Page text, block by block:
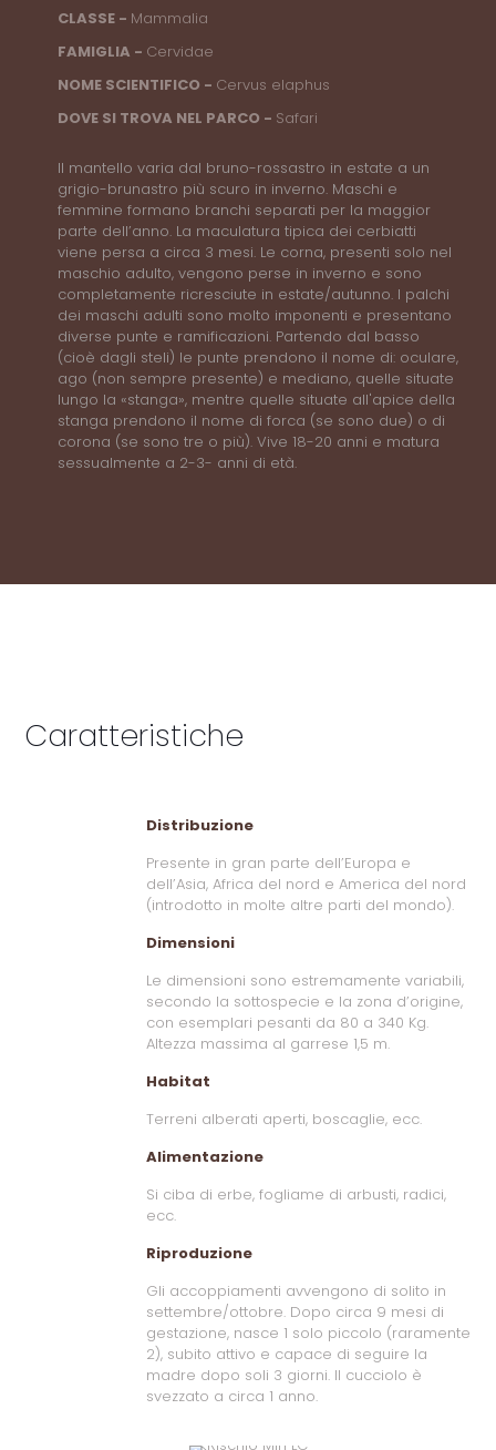
CLASSE - Mammalia
FAMIGLIA - Cervidae
NOME SCIENTIFICO - Cervus elaphus
DOVE SI TROVA NEL PARCO - Safari
Il mantello varia dal bruno-rossastro in estate a un
grigio-brunastro più scuro in inverno. Maschi e
femmine formano branchi separati per la maggior
parte dell’anno. La maculatura tipica dei cerbiatti
viene persa a circa 3 mesi. Le corna, presenti solo nel
maschio adulto, vengono perse in inverno e sono
completamente ricresciute in estate/autunno. I palchi
dei maschi adulti sono molto imponenti e presentano
diverse punte e ramificazioni. Partendo dal basso
(cioè dagli steli) le punte prendono il nome di: oculare,
ago (non sempre presente) e mediano, quelle situate
lungo la «stanga», mentre quelle situate all'apice della
stanga prendono il nome di forca (se sono due) o di
corona (se sono tre o più). Vive 18-20 anni e matura
sessualmente a 2-3- anni di età.
Caratteristiche
Distribuzione
Presente in gran parte dell’Europa e
dell’Asia, Africa del nord e America del nord
(introdotto in molte altre parti del mondo).
Dimensioni
Le dimensioni sono estremamente variabili,
secondo la sottospecie e la zona d’origine,
con esemplari pesanti da 80 a 340 Kg.
Altezza massima al garrese 1,5 m.
Habitat
Terreni alberati aperti, boscaglie, ecc.
Alimentazione
Si ciba di erbe, fogliame di arbusti, radici,
ecc.
Riproduzione
Gli accoppiamenti avvengono di solito in
settembre/ottobre. Dopo circa 9 mesi di
gestazione, nasce 1 solo piccolo (raramente
2), subito attivo e capace di seguire la
madre dopo soli 3 giorni. Il cucciolo è
svezzato a circa 1 anno.